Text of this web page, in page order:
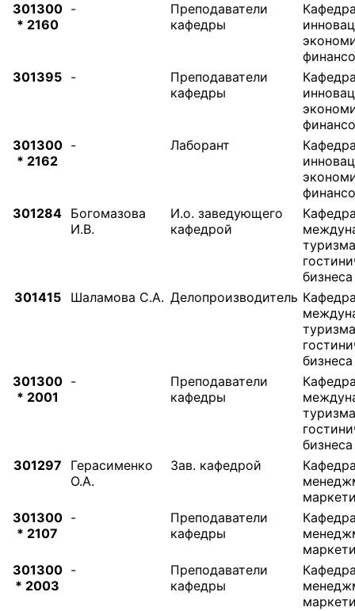
301300
* 2160
-
Преподаватели
кафедры
301395 -
Преподаватели
кафедры
301300
* 2162
- Лаборант
301284 Богомазова
И.В.
И.о. заведующего
кафедрой
бизнеса
301415
Шаламова С.А. Делопроизводитель
бизнеса
301300
* 2001
-
Преподаватели
кафедры
бизнеса
301297
Герасименко
О.А.
Зав. кафедрой
301300
* 2107
-
Преподаватели
кафедры
301300
* 2003
-
Преподаватели
кафедры